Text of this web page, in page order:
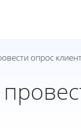
опрос